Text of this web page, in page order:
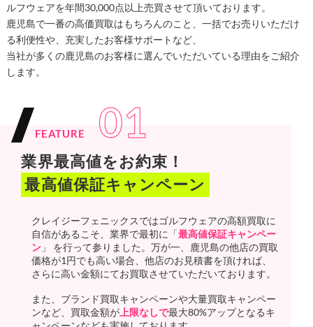
ルフウェアを年間30,000点以上売買させて頂いております。
鹿児島で一番の高価買取はもちろんのこと、一括でお売りいただけ
る利便性や、充実したお客様サポートなど、
当社が多くの鹿児島のお客様に選んでいただいている理由をご紹介
します。
FEATURE 01
業界最高値をお約束！
最高値保証キャンペーン
クレイジーフェニックスではゴルフウェアの高額買取に
自信があるこそ、業界で最初に「最高値保証キャンペー
ン 」 を行って参りました。万が一、鹿児島の他店の買取
価格が1円でも高い場合、他店のお見積書を頂ければ、
さらに高い金額にてお買取させていただいております。
また、ブランド買取キャンペーンや大量買取キャンペー
ンなど、買取金額が 上限なしで最大80%アップとなるキ